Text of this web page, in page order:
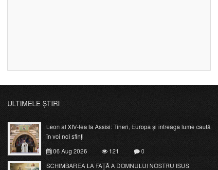
ULTIMELE ȘTIRI
Leon al XIV-lea la Assisi: Tineri, Europa și întreaga lume caută
în voi noi sfinți
06 Aug 2026
121
0
SCHIMBAREA LA FAŢĂ A DOMNULUI NOSTRU ISUS